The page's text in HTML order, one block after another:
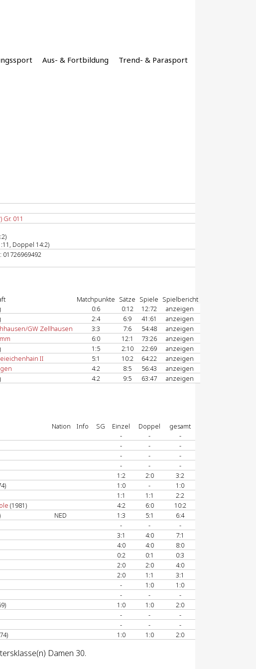
Aus- & Fortbildung Trend- & Parasport
011
Doppel 14:2)
Matchpunkte Sätze Spiele Spielbericht
0:6 0:12 12:72
anzeigen
2:4 6:9 41:61
anzeigen
GW Zellhausen 3:3 7:6 54:48
anzeigen
6:0 12:1 73:26
anzeigen
1:5 2:10 22:69
anzeigen
II 5:1 10:2 64:22
anzeigen
4:2 8:5 56:43
anzeigen
4:2 9:5 63:47 anzeigen
Nation Info SG Einzel Doppel
gesamt
- -
-
- -
-
- -
-
- -
-
1:2 2:0
3:2
1:0 -
1:0
1:1 1:1
2:2
(1981) 4:2 6:0
10:2
NED 1:3 5:1
6:4
- -
-
3:1 4:0
7:1
4:0 4:0
8:0
0:2 0:1
0:3
2:0 2:0
4:0
2:0 1:1
3:1
- 1:0
1:0
- -
-
1:0 1:0
2:0
- -
-
- -
-
1:0 1:0 2:0
Damen 30.